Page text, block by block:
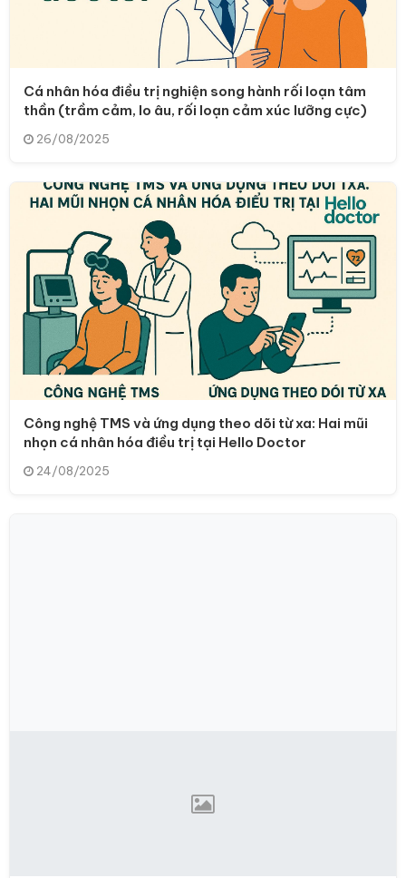
Cá nhân hóa điều trị nghiện song hành rối loạn tâm
thần (trầm cảm, lo âu, rối loạn cảm xúc lưỡng cực)
26/08/2025
Công nghệ TMS và ứng dụng theo dõi từ xa: Hai mũi
nhọn cá nhân hóa điều trị tại Hello Doctor
24/08/2025